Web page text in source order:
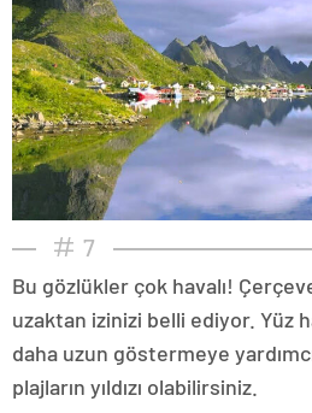
7
Bu gözlükler çok havalı!
uzaktan izinizi belli ediyor. Yüz
daha uzun göstermeye
plajların yıldızı olabilirsiniz.